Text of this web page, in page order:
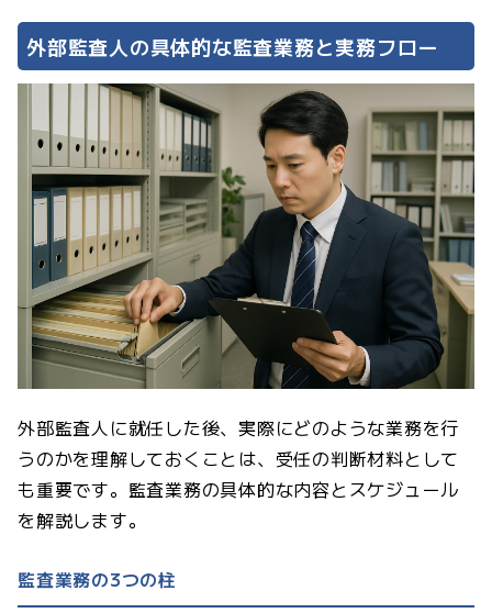
外部監査人の具体的な監査業務と実務フロー
外部監査人に就任した後、実際にどのような業務を行
うのかを理解しておくことは、受任の判断材料として
も重要です。監査業務の具体的な内容とスケジュール
を解説します。
監査業務の3つの柱